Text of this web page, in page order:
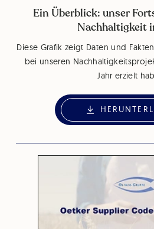
Ein Überblick: unser
Nachhaltigkeit
Diese Grafik zeigt Daten und
bei unseren
Jahr erzielt